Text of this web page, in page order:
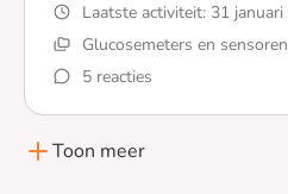
Laatste activiteit: 31
Glucosemeters en sensoren
5 reacties
Lees meer over Freestyle
Toon meer